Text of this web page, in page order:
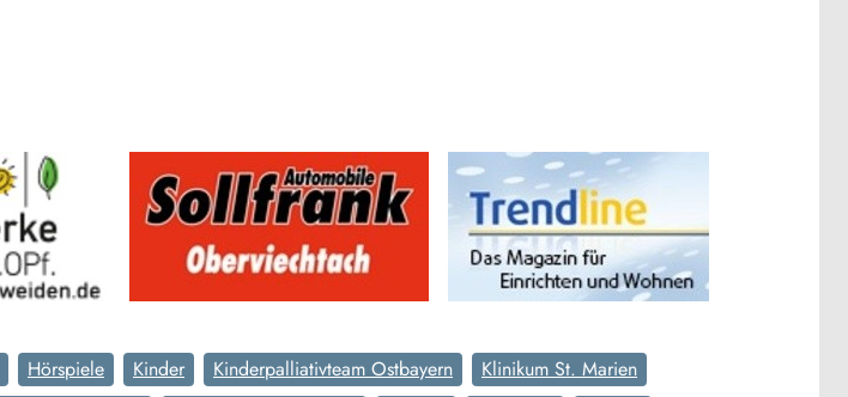
Hörspiele Kinder Kinderpalliativteam Ostbayern
Klinikum St. Marien